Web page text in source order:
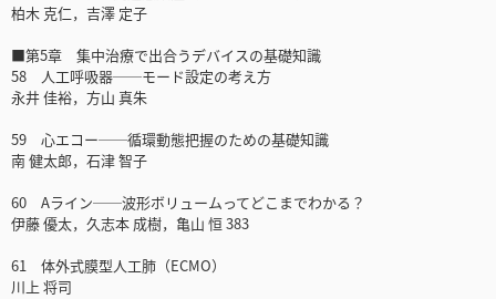
柏木 克仁，吉澤 定子
■第5章 集中治療で出合うデバイスの基礎知識
58 人工呼吸器──モード設定の考え方
永井 佳裕，方山 真朱
59 心エコー──循環動態把握のための基礎知識
南 健太郎，石津 智子
60 Aライン──波形ボリュームってどこまでわかる？
伊藤 優太，久志本 成樹，亀山 恒 383
61 体外式膜型人工肺（ECMO）
川上 将司